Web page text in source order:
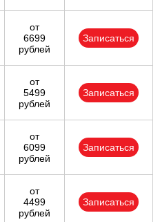
от
6699
рублей
Записаться
от
5499
рублей
Записаться
от
6099
рублей
Записаться
от
4499
рублей
Записаться